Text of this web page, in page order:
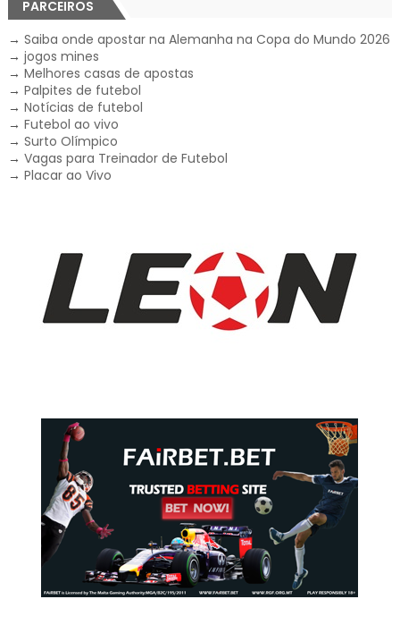
PARCEIROS
→ Saiba onde apostar na Alemanha na Copa do Mundo 2026
→ jogos mines
→ Melhores casas de apostas
→ Palpites de futebol
→ Notícias de futebol
→ Futebol ao vivo
→ Surto Olímpico
→ Vagas para Treinador de Futebol
→ Placar ao Vivo